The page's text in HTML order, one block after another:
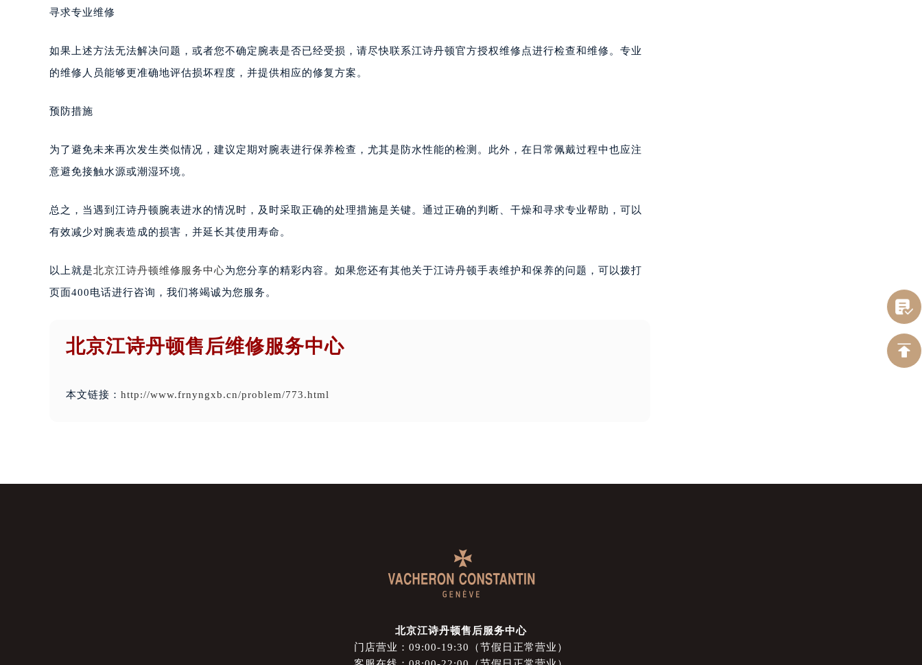
寻求专业维修
如果上述方法无法解决问题，或者您不确定腕表是否已经受损，请尽快联系江诗丹顿官方授权维修点进行检查和维修。专业
的维修人员能够更准确地评估损坏程度，并提供相应的修复方案。
预防措施
为了避免未来再次发生类似情况，建议定期对腕表进行保养检查，尤其是防水性能的检测。此外，在日常佩戴过程中也应注
意避免接触水源或潮湿环境。
总之，当遇到江诗丹顿腕表进水的情况时，及时采取正确的处理措施是关键。通过正确的判断、干燥和寻求专业帮助，可以
有效减少对腕表造成的损害，并延长其使用寿命。
以上就是北京江诗丹顿维修服务中心为您分享的精彩内容。如果您还有其他关于江诗丹顿手表维护和保养的问题，可以拨打
页面400电话进行咨询，我们将竭诚为您服务。
北京江诗丹顿售后维修服务中心
本文链接： http://www.frnyngxb.cn/problem/773.html
北京江诗丹顿售后服务中心
门店营业：09:00-19:30（节假日正常营业）